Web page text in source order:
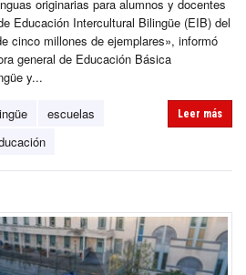
originarias para alumnos y docentes
Educación Intercultural Bilingüe (EIB) del
cinco millones de ejemplares», informó
general de Educación Básica
y...
escuelas
Leer más